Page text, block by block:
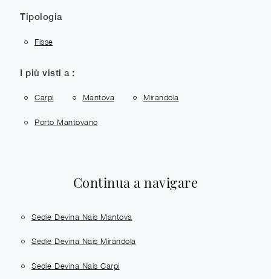
Tipologia
Fisse
I più visti a :
Carpi Mantova Mirandola
Porto Mantovano
Continua a navigare
Sedie Devina Nais Mantova
Sedie Devina Nais Mirandola
Sedie Devina Nais Carpi